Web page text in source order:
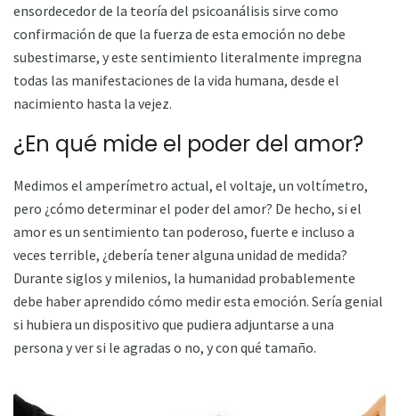
ensordecedor de la teoría del psicoanálisis sirve como
confirmación de que la fuerza de esta emoción no debe
subestimarse, y este sentimiento literalmente impregna
todas las manifestaciones de la vida humana, desde el
nacimiento hasta la vejez.
¿En qué mide el poder del amor?
Medimos el amperímetro actual, el voltaje, un voltímetro,
pero ¿cómo determinar el poder del amor? De hecho, si el
amor es un sentimiento tan poderoso, fuerte e incluso a
veces terrible, ¿debería tener alguna unidad de medida?
Durante siglos y milenios, la humanidad probablemente
debe haber aprendido cómo medir esta emoción. Sería genial
si hubiera un dispositivo que pudiera adjuntarse a una
persona y ver si le agradas o no, y con qué tamaño.